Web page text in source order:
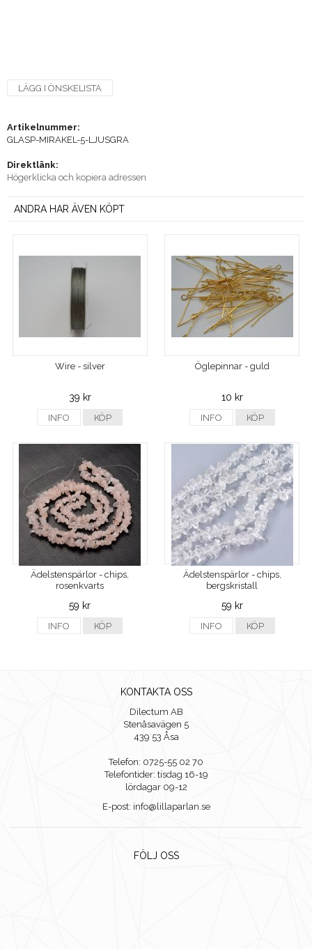
LÄGG I ÖNSKELISTA
Artikelnummer:
GLASP-MIRAKEL-5-LJUSGRA
Direktlänk:
Högerklicka och kopiera adressen
ANDRA HAR ÄVEN KÖPT
Wire - silver
39 kr
INFO KÖP
Öglepinnar - guld
10 kr
INFO KÖP
Ädelstenspärlor - chips,
rosenkvarts
59 kr
INFO KÖP
Ädelstenspärlor - chips,
bergskristall
59 kr
INFO KÖP
KONTAKTA OSS
Dilectum AB
Stenåsavägen 5
439 53 Åsa
Telefon: 0725-55 02 70
Telefontider: tisdag 16-19
lördagar 09-12
E-post: info@lillaparlan.se
FÖLJ OSS